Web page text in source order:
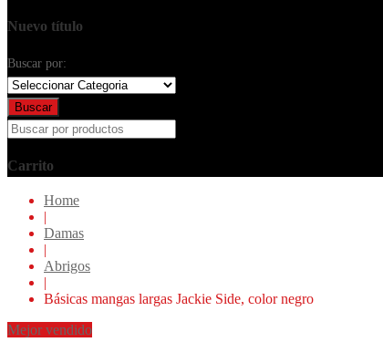
Nuevo título
Buscar por:
Buscar
Carrito
Home
|
Damas
|
Abrigos
|
Básicas mangas largas Jackie Side, color negro
Mejor vendido